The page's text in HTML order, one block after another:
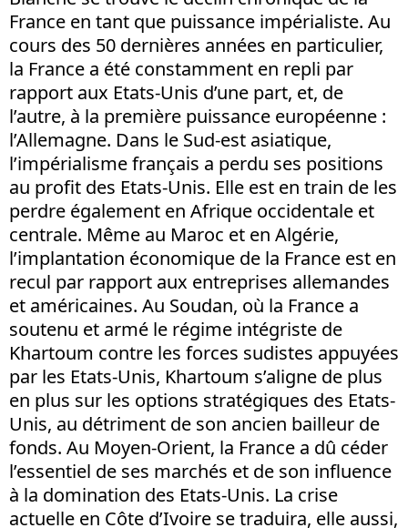
France en tant que puissance impérialiste. Au
cours des 50 dernières années en particulier,
la France a été constamment en repli par
rapport aux Etats-Unis d’une part, et, de
l’autre, à la première puissance européenne :
l’Allemagne. Dans le Sud-est asiatique,
l’impérialisme français a perdu ses positions
au profit des Etats-Unis. Elle est en train de les
perdre également en Afrique occidentale et
centrale. Même au Maroc et en Algérie,
l’implantation économique de la France est en
recul par rapport aux entreprises allemandes
et américaines. Au Soudan, où la France a
soutenu et armé le régime intégriste de
Khartoum contre les forces sudistes appuyées
par les Etats-Unis, Khartoum s’aligne de plus
en plus sur les options stratégiques des Etats-
Unis, au détriment de son ancien bailleur de
fonds. Au Moyen-Orient, la France a dû céder
l’essentiel de ses marchés et de son influence
à la domination des Etats-Unis. La crise
actuelle en Côte d’Ivoire se traduira, elle aussi,